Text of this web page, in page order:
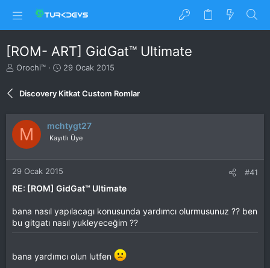
[ROM- ART] GidGat™ Ultimate
K
n
u
u
a
a
t
n
Orochi™
B
ş
l
n
g
ı
r
h
29 Ocak 2015
Discovery Kitkat Custom Romlar
M mchtygt27
Kayıtlı Üye
29 Ocak 2015 #41
RE: [ROM] GidGat™ Ultimate
bana nasıl yapılacagı konusunda yardımcı olurmusunuz ?? ben
bu gitgatı nasıl yukleyeceğim ??
bana yardımcı olun lutfen